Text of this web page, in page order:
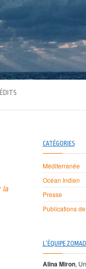
la
CATÉGORIES
Méditerranée
Océan Indien
Presse
Publications
L’ÉQUIPE ZOMAD
Alina Miron,